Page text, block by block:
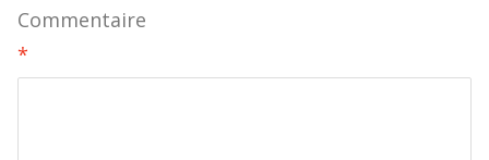
Commentaire
*